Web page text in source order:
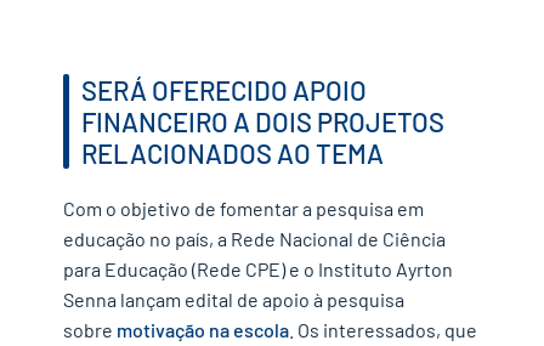
SERÁ OFERECIDO APOIO
FINANCEIRO A DOIS PROJETOS
RELACIONADOS AO TEMA
Com o objetivo de fomentar a pesquisa em
educação no país, a Rede Nacional de Ciência
para Educação (Rede CPE) e o Instituto Ayrton
Senna lançam edital de apoio à pesquisa
sobre motivação na escola . Os interessados, que